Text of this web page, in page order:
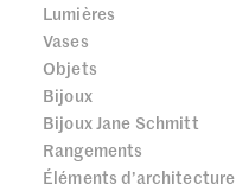
Lumières
Vases
Objets
Bijoux
Bijoux Jane Schmitt
Rangements
Éléments d’architecture